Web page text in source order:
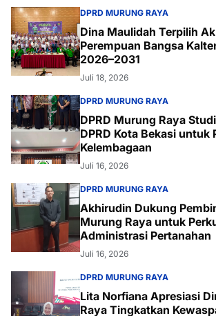
DPRD MURUNG RAYA
Dina Maulidah Terpilih
Perempuan Bangsa
2026–2031
Juli 18, 2026
DPRD MURUNG RAYA
DPRD Murung Raya
DPRD Kota Bekasi untuk
Kelembagaan
Juli 16, 2026
DPRD MURUNG RAYA
Akhirudin Dukung
Murung Raya untuk
Administrasi Pertanahan
Juli 16, 2026
DPRD MURUNG RAYA
Lita Norfiana Apresiasi
Raya Tingkatkan